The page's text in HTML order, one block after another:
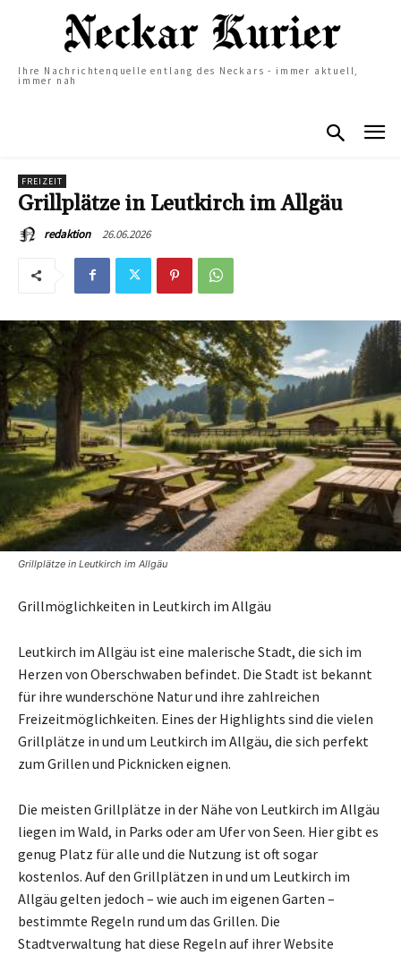
Ihre Nachrichtenquelle entlang des Neckars - immer aktuell,
immer nah
FREIZEIT
Grillplätze in Leutkirch im Allgäu
redaktion 26.06.2026
Grillplätze in Leutkirch im Allgäu
Grillmöglichkeiten in Leutkirch im Allgäu
Leutkirch im Allgäu ist eine malerische Stadt, die sich im
Herzen von Oberschwaben befindet. Die Stadt ist bekannt
für ihre wunderschöne Natur und ihre zahlreichen
Freizeitmöglichkeiten. Eines der Highlights sind die vielen
Grillplätze in und um Leutkirch im Allgäu, die sich perfekt
zum Grillen und Picknicken eignen.
Die meisten Grillplätze in der Nähe von Leutkirch im Allgäu
liegen im Wald, in Parks oder am Ufer von Seen. Hier gibt es
genug Platz für alle und die Nutzung ist oft sogar
kostenlos. Auf den Grillplätzen in und um Leutkirch im
Allgäu gelten jedoch – wie auch im eigenen Garten –
bestimmte Regeln rund um das Grillen. Die
Stadtverwaltung hat diese Regeln auf ihrer Website